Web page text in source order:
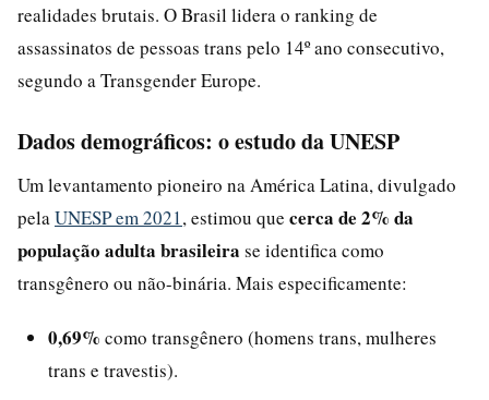
realidades brutais. O Brasil lidera o ranking de
assassinatos de pessoas trans pelo 14º ano consecutivo,
segundo a Transgender Europe.
Dados demográficos: o estudo da UNESP
Um levantamento pioneiro na América Latina, divulgado
pela UNESP em 2021 , estimou que cerca de 2% da
população adulta brasileira se identifica como
transgênero ou não-binária. Mais especificamente:
0,69% como transgênero (homens trans, mulheres
trans e travestis).